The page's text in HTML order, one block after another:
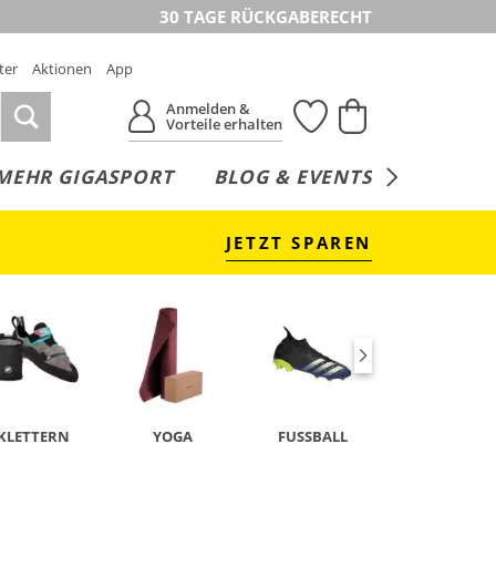
30 TAGE RÜCKGABERECHT
Aktionen
App
Anmelden &
Vorteile erhalten
GIGASPORT BLOG & EVENTS
JETZT SPAREN
YOGA FUSSBALL